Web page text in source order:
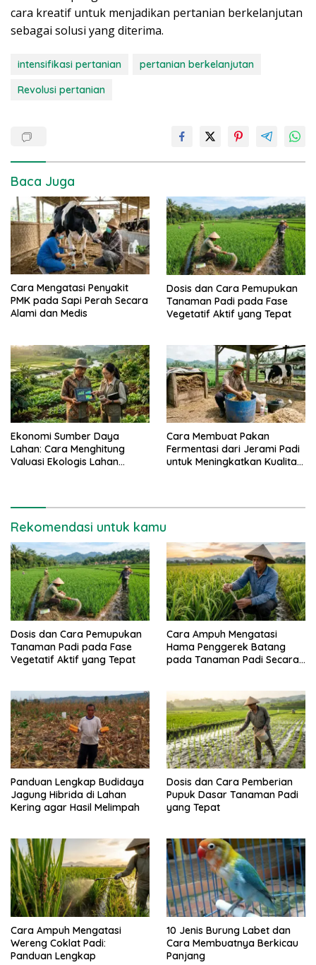
cara kreatif untuk menjadikan pertanian berkelanjutan
sebagai solusi yang diterima.
intensifikasi pertanian
pertanian berkelanjutan
Revolusi pertanian
Baca Juga
Cara Mengatasi Penyakit
PMK pada Sapi Perah Secara
Alami dan Medis
Dosis dan Cara Pemupukan
Tanaman Padi pada Fase
Vegetatif Aktif yang Tepat
Ekonomi Sumber Daya
Lahan: Cara Menghitung
Valuasi Ekologis Lahan
Cara Membuat Pakan
Fermentasi dari Jerami Padi
untuk Meningkatkan Kualitas
Rekomendasi untuk kamu
Dosis dan Cara Pemupukan
Tanaman Padi pada Fase
Vegetatif Aktif yang Tepat
Cara Ampuh Mengatasi
Hama Penggerek Batang
pada Tanaman Padi Secara
Panduan Lengkap Budidaya
Jagung Hibrida di Lahan
Kering agar Hasil Melimpah
Dosis dan Cara Pemberian
Pupuk Dasar Tanaman Padi
yang Tepat
Cara Ampuh Mengatasi
Wereng Coklat Padi:
Panduan Lengkap
10 Jenis Burung Labet dan
Cara Membuatnya Berkicau
Panjang